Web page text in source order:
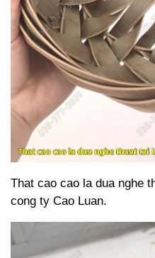
That cao cao la dua nghe
cong ty Cao Luan.